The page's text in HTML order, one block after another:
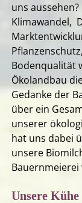
uns
Klimawandel,
Bodenqualität
Ökolandbau
Gedanke der
über ein
unserer
hat uns dabei
unsere
Unsere Kühe